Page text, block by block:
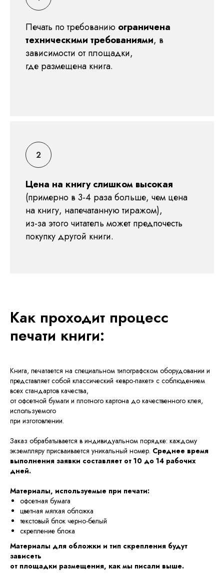
Печать по требованию ограничена
техническими требованиями, в
зависимости от площадки,
где размещена книга.
Цена на книгу слишком высокая
(примерно в 3-4 раза больше, чем цена
на книгу, напечатанную тиражом),
из-за этого читатель может предпочесть
покупку другой книги.
Как проходит процесс
печати книги:
Книга, печатается на специальном типографском оборудовании и
представляет собой классический «евро-пакет» с соблюдением
всех стандартов качества,
от офсетной бумаги и плотного картона до качественного клея,
используемого
при изготовлении.
Заказ обрабатывается в индивидуальном порядке: каждому
экземпляру присваивается уникальный номер. Среднее время
выполнения заявки составляет от 10 до 14 рабочих
дней.
Материалы, используемые при печати:
офсетная бумага
цветная мягкая обложка
текстовый блок черно-белый
скрепление блока
Материалы для обложки и тип скрепления будут
зависеть
от площадки размещения, как мы писали выше.